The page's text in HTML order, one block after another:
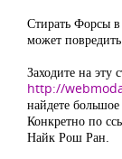
Стирать Форсы
может
Заходите на эту
http://
найдете
Конкретно по
Найк Рош Ран.